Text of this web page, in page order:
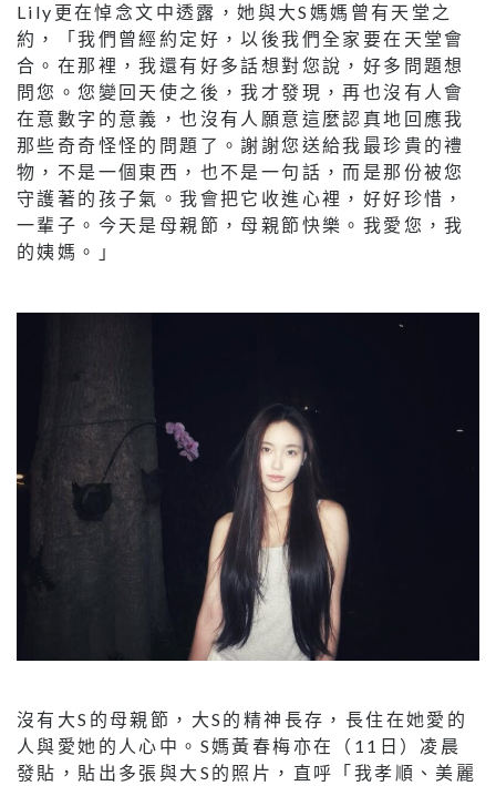
Lily更在悼念文中透露，她與大S媽媽曾有天堂之
約，「我們曾經約定好，以後我們全家要在天堂會
合。在那裡，我還有好多話想對您說，好多問題想
問您。您變回天使之後，我才發現，再也沒有人會
在意數字的意義，也沒有人願意這麼認真地回應我
那些奇奇怪怪的問題了。謝謝您送給我最珍貴的禮
物，不是一個東西，也不是一句話，而是那份被您
守護著的孩子氣。我會把它收進心裡，好好珍惜，
一輩子。今天是母親節，母親節快樂。我愛您，我
的姨媽。」
沒有大S的母親節，大S的精神長存，長住在她愛的
人與愛她的人心中。S媽黃春梅亦在（11日）凌晨
發貼，貼出多張與大S的照片，直呼「我孝順、美麗